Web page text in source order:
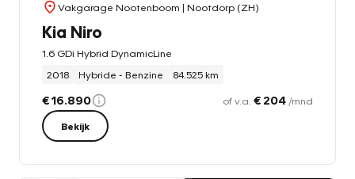
Vakgarage Nootenboom | Nootdorp (ZH)
Kia Niro
1.6 GDi Hybrid DynamicLine
2018
Hybride - Benzine 84.525 km
€ 16.890 of v.a. € 204 /mnd
Bekijk